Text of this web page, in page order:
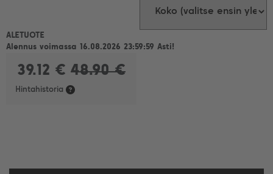
ALETUOTE
Alennus voimassa 16.08.2026 23:59:59 Asti!
39.12 € 48.90 €
Hintahistoria